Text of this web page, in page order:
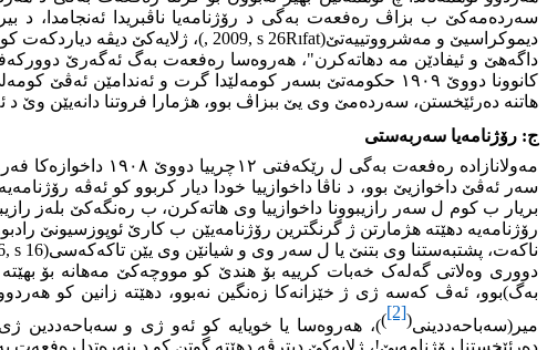
سەردەمەکێ ب بزاڤ رەفعەت بەگی د رۆژنامه‌یا ناڤبریدا ئەنجامدا، د
دیموکراسیێ و مەشرووتییەتێ(Rıfat
, 2009, s 26)، ژلایەکێ دیڤە
داگەهێ و ئیفادێن مە دهاتەکرن"، هەروەسا رەفعەت بەگ ئەگەرێ
هاتنە دەرئێخستن، سەردەمێ وی یێ ببزاڤ بوو، هژمارا فروتنا دانەیێن وێ
ج: رۆژنامه‌یا سەربەستی
مەولانازادە
سەر ئەڤێ داخوازیێ بوو، د ناڤا داخوازییا خودا دیار کربوو کو ئەڤە
رۆژنامه‌یە دهێتە هژمارتن ژ گرنگترین رۆژنامه‌یێن ب کارێ ئوپوزسیونێ
ناكه‌ت، پشتبەستنا وی بتنێ یا ل سەر وی و شیانێن وی یێن تاکەکەسی(
s 16
دووری وەلاتی گەلەک خەبات کرییە بۆ هندێ کو مووچەکێ مەهانە بۆ
بەگ)بوو، ئەڤ کەسە ژی ژ خێزانەکا زەنگین نەبوو، دهێتە زانین کو
میر(سەباحەددینی)
[2]
)
(، هەروەسا یا خویایە کو ئەو ژی و سەباحەددین ژی